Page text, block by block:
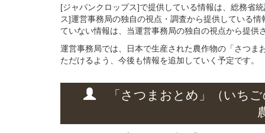
[ジャパンクロップス]で提供している情報は、総務省
ス]運営事務局の独自の視点・調査から提供している
ていない情報は、当運営事務局の独自の視点から提供
運営事務局では、日本で生産された農作物の「さつ
ただけるよう、今後も情報を追加していく予定です。
「さつまおとめ」
（いち